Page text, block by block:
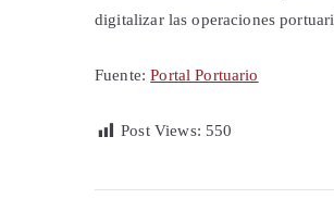
digitalizar las operaciones
Fuente:Portal Portuario
Post Views: 550